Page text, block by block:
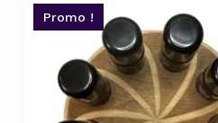
Promo !